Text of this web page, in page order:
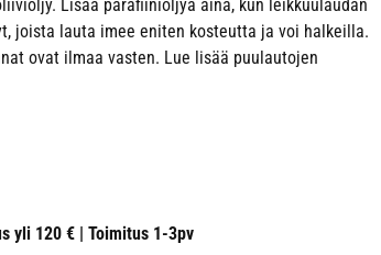
Lisää parafiiniöljyä aina, kun leikkuulaudan
joista lauta imee eniten kosteutta ja voi halkeilla.
ovat ilmaa vasten. Lue lisää puulautojen
yli 120 € | Toimitus 1-3pv